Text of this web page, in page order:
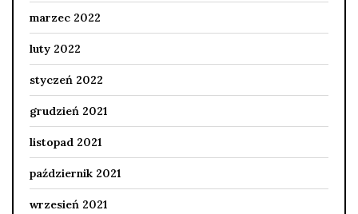
marzec 2022
luty 2022
styczeń 2022
grudzień 2021
listopad 2021
październik 2021
wrzesień 2021